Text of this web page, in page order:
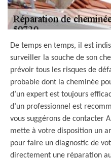
De temps en temps, il est
surveiller la souche de son
prévoir tous les risques de
probable dont la cheminée
d’un expert est toujours
d’un professionnel est
vous suggérons de contacter
mette à votre disposition un
pour faire un diagnostic de
directement une réparation